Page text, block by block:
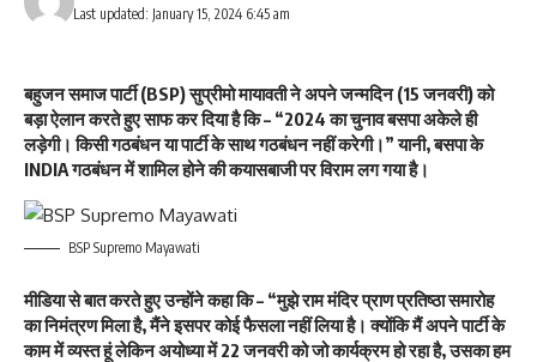
Last updated: January 15, 2024 6:45 am
बहुजन समाज पार्टी (BSP) सुप्रीमो मायावती ने अपने जन्मदिन (15 जनवरी) को
बड़ा ऐलान करते हुए साफ कर दिया है कि – “2024 का चुनाव बसपा अकेले ही
लड़ेगी। किसी गठबंधन या पार्टी के साथ गठबंधन नहीं करेगी।” यानी, बसपा के
INDIA गठबंधन में शामिल होने की कयासबाजी पर विराम लग गया है।
BSP Supremo Mayawati
मीडिया से बात करते हुए उन्होंने कहा कि – “मुझे राम मंदिर प्राण प्रतिष्ठा समारोह
का निमंत्रण मिला है, मैंने इसपर कोई फैसला नहीं लिया है। क्योंकि मैं अपने पार्टी के
काम में व्यस्त हूं लेकिन अयोध्या में 22 जनवरी को जो कार्यक्रम हो रहा है, उसका हम